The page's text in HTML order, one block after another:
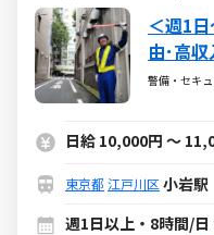
＜週1
由･高
警備・セキ
日給 10,000円 ～
東京都 江戸川区 小岩駅
週1日以上・8時間/日